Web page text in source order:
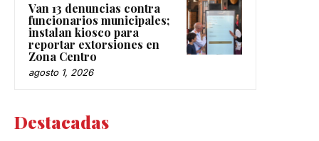
Van 13 denuncias contra
funcionarios municipales;
instalan kiosco para
reportar extorsiones en
Zona Centro
agosto 1, 2026
Destacadas